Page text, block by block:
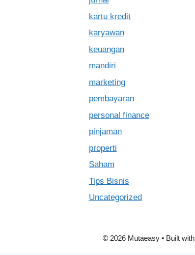
kartu kredit
karyawan
keuangan
mandiri
marketing
pembayaran
personal finance
pinjaman
properti
Saham
Tips Bisnis
Uncategorized
© 2026 Mutaeasy• Built with